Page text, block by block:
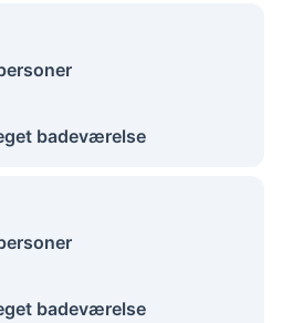
badeværelse
badeværelse